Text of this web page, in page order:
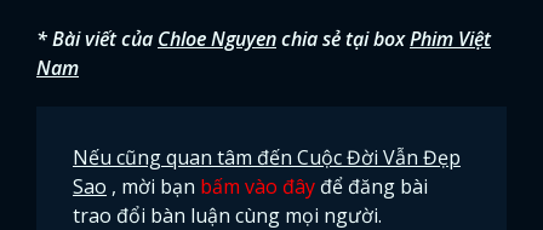
* Bài viết của Chloe Nguyenchia sẻ tại boxPhim Việt
Nam
Nếu cũng quan tâm đến Cuộc Đời Vẫn Đẹp
Sao , mời bạn bấm vào đây để đăng bài
trao đổi bàn luận cùng mọi người.